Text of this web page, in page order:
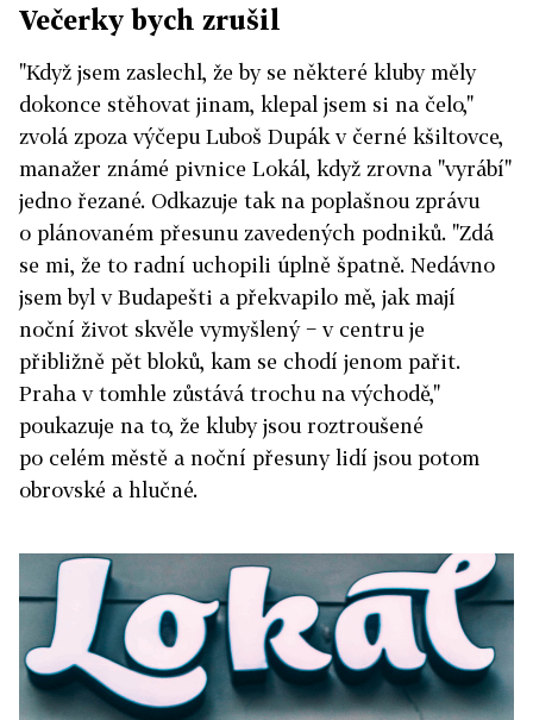
Večerky bych zrušil
"Když jsem zaslechl, že by se některé kluby měly
dokonce stěhovat jinam, klepal jsem si na čelo,"
zvolá zpoza výčepu Luboš Dupák v černé kšiltovce,
manažer známé pivnice Lokál, když zrovna "vyrábí"
jedno řezané. Odkazuje tak na poplašnou zprávu
o plánovaném přesunu zavedených podniků. "Zdá
se mi, že to radní uchopili úplně špatně. Nedávno
jsem byl v Budapešti a překvapilo mě, jak mají
noční život skvěle vymyšlený − v centru je
přibližně pět bloků, kam se chodí jenom pařit.
Praha v tomhle zůstává trochu na východě,"
poukazuje na to, že kluby jsou roztroušené
po celém městě a noční přesuny lidí jsou potom
obrovské a hlučné.